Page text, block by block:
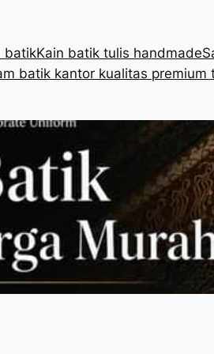
batikKain batik tulis handmade
batik kantor kualitas premium